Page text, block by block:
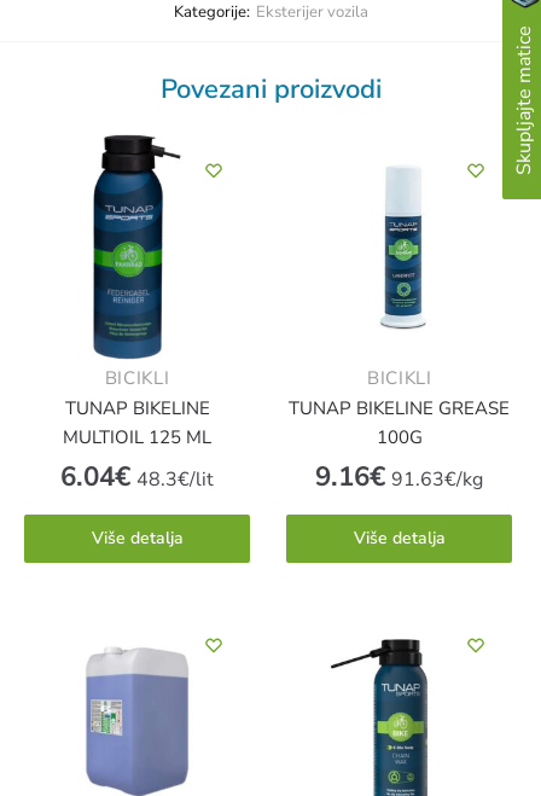
Kategorije: Eksterijer vozila
Povezani proizvodi
BICIKLI
TUNAP BIKELINE
MULTIOIL 125 ML
6.04€ 48.3€/lit
Više detalja
BICIKLI
TUNAP BIKELINE GREASE
100G
9.16€ 91.63€/kg
Više detalja
Skupljajte matice